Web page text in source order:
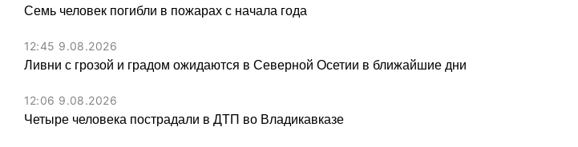
Семь человек погибли в пожарах с начала года
12:45 9.08.2026
Ливни с грозой и градом ожидаются в Северной Осетии в ближайшие дни
12:06 9.08.2026
Четыре человека пострадали в ДТП во Владикавказе